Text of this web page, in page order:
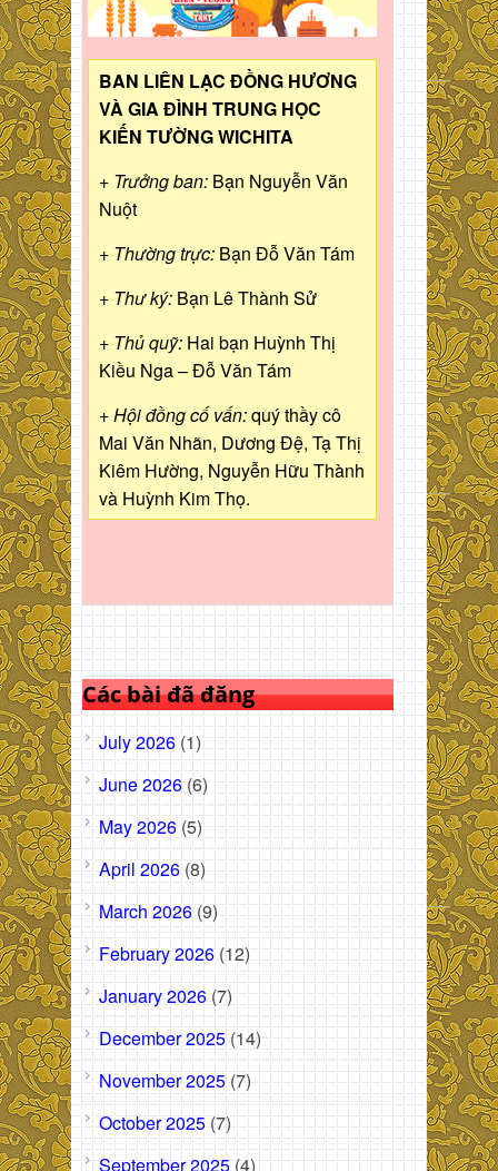
BAN LIÊN LẠC ĐỒNG HƯƠNG
VÀ GIA ĐÌNH TRUNG HỌC
KIẾN TƯỜNG WICHITA
+ Trưởng ban: Bạn Nguyễn Văn
Nuột
+ Thường trực: Bạn Đỗ Văn Tám
+ Thư ký: Bạn Lê Thành Sử
+ Thủ quỹ: Hai bạn Huỳnh Thị
Kiều Nga – Đỗ Văn Tám
+ Hội đồng cố vấn:quý thầy cô
Mai Văn Nhãn, Dương Đệ, Tạ Thị
Kiêm Hường, Nguyễn Hữu Thành
và Huỳnh Kim Thọ.
Các bài đã đăng
July 2026 (1)
June 2026 (6)
May 2026 (5)
April 2026 (8)
March 2026 (9)
February 2026 (12)
January 2026 (7)
December 2025 (14)
November 2025 (7)
October 2025 (7)
September 2025 (4)